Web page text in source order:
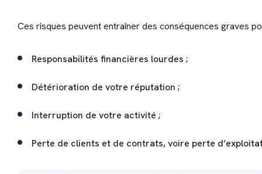
Ces risques peuvent entraîner des conséquences graves
Responsabilités financières lourdes ;
Détérioration de votre réputation ;
Interruption de votre activité ;
Perte de clients et de contrats, voire perte